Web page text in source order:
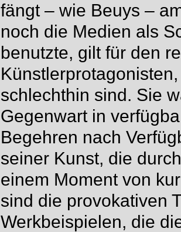
fängt – wie Beuys –
noch die Medien als
benutzte, gilt für den
schlechthin sind. Sie
Gegenwart in
Begehren nach
seiner Kunst, die
einem Moment von
sind die provokativen
Werkbeispielen, die